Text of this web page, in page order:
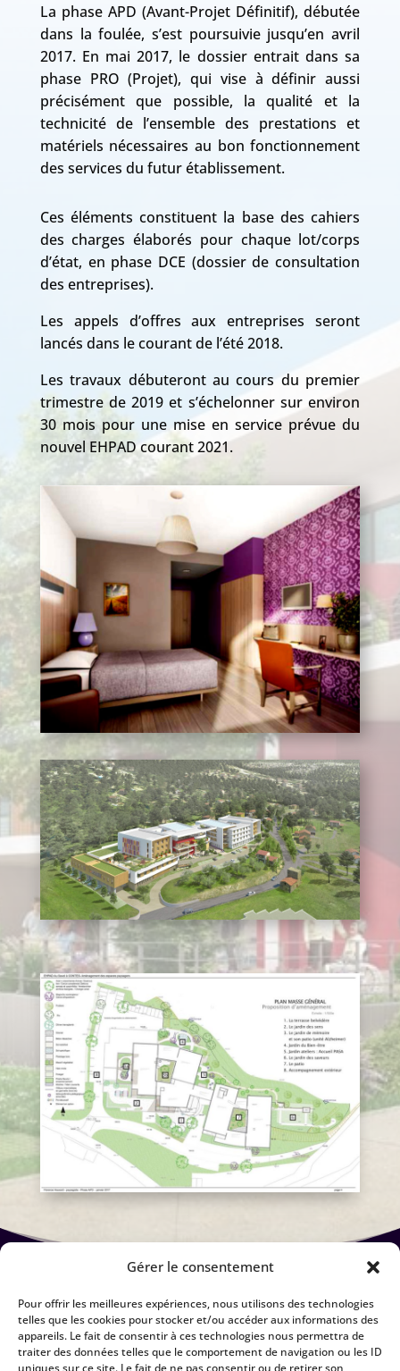
Gérer le consentement
Pour offrir les meilleures expériences, nous utilisons des technologies
telles que les cookies pour stocker et/ou accéder aux informations des
appareils. Le fait de consentir à ces technologies nous permettra de
traiter des données telles que le comportement de navigation ou les ID
uniques sur ce site. Le fait de ne pas consentir ou de retirer son
La phase APD (Avant-Projet Définitif), débutée
dans la foulée, s’est poursuivie jusqu’en avril
2017. En mai 2017, le dossier entrait dans sa
phase PRO (Projet), qui vise à définir aussi
précisément que possible, la qualité et la
technicité de l’ensemble des prestations et
matériels nécessaires au bon fonctionnement
des services du futur établissement.
Ces éléments constituent la base des cahiers
des charges élaborés pour chaque lot/corps
d’état, en phase DCE (dossier de consultation
des entreprises).
Les appels d’offres aux entreprises seront
lancés dans le courant de l’été 2018.
Les travaux débuteront au cours du premier
trimestre de 2019 et s’échelonner sur environ
30 mois pour une mise en service prévue du
nouvel EHPAD courant 2021.